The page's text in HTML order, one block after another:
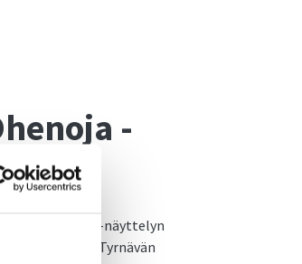
-
ja muotokuvia -näyttelyn
on esillä Tyrnävän